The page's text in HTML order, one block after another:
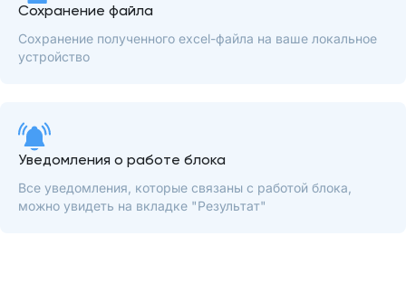
Сохранение файла
Сохранение полученного excel-файла на ваше локальное
устройство
Уведомления о работе блока
Все уведомления, которые связаны с работой блока,
можно увидеть на вкладке "Результат"